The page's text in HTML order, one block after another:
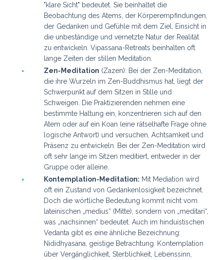
"klare Sicht" bedeutet. Sie beinhaltet die
Beobachtung des Atems, der Körperempfindungen,
der Gedanken und Gefühle mit dem Ziel, Einsicht in
die unbeständige und vernetzte Natur der Realität
zu entwickeln. Vipassana-Retreats beinhalten oft
lange Zeiten der stillen Meditation.
Zen-Meditation (Zazen): Bei der Zen-Meditation,
die ihre Wurzeln im Zen-Buddhismus hat, liegt der
Schwerpunkt auf dem Sitzen in Stille und
Schweigen. Die Praktizierenden nehmen eine
bestimmte Haltung ein, konzentrieren sich auf den
Atem oder auf ein Koan (eine rätselhafte Frage ohne
logische Antwort) und versuchen, Achtsamkeit und
Präsenz zu entwickeln. Bei der Zen-Meditation wird
oft sehr lange im Sitzen meditiert, entweder in der
Gruppe oder alleine.
Kontemplation-Meditation: Mit Mediation wird
oft ein Zustand von Gedankenlosigkeit bezeichnet.
Doch die wörtliche Bedeutung kommt nicht vom
lateinischen „medius“ (Mitte), sondern von „meditari“,
was „nachsinnen“ bedeutet. Auch im hinduistischen
Vedanta gibt es eine ähnliche Bezeichnung:
Nididhyasana, geistige Betrachtung. Kontemplation
über Vergänglichkeit, Sterblichkeit, Lebenssinn,